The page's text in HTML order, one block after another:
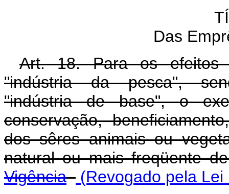
Das
Art. 18. Para os efeitos
"indústria da pesca",
"indústria de base", o
conservação,
dos sêres animais ou
natural ou mais freqüente
Vigência
(Revogado pela Lei